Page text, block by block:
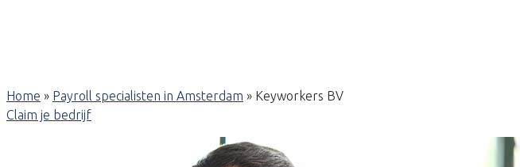
Home » Payroll specialisten in Amsterdam » Keyworkers BV
Claim je bedrijf